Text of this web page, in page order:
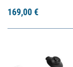
169,00€